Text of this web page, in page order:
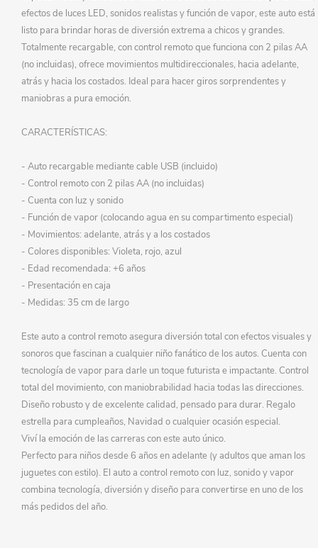
efectos de luces LED, sonidos realistas y función de vapor, este auto está
listo para brindar horas de diversión extrema a chicos y grandes.
Totalmente recargable, con control remoto que funciona con 2 pilas AA
(no incluidas), ofrece movimientos multidireccionales, hacia adelante,
atrás y hacia los costados. Ideal para hacer giros sorprendentes y
maniobras a pura emoción.
CARACTERÍSTICAS:
- Auto recargable mediante cable USB (incluido)
- Control remoto con 2 pilas AA (no incluidas)
- Cuenta con luz y sonido
- Función de vapor (colocando agua en su compartimento especial)
- Movimientos: adelante, atrás y a los costados
- Colores disponibles: Violeta, rojo, azul
- Edad recomendada: +6 años
- Presentación en caja
- Medidas: 35 cm de largo
Este auto a control remoto asegura diversión total con efectos visuales y
sonoros que fascinan a cualquier niño fanático de los autos. Cuenta con
tecnología de vapor para darle un toque futurista e impactante. Control
total del movimiento, con maniobrabilidad hacia todas las direcciones.
Diseño robusto y de excelente calidad, pensado para durar. Regalo
estrella para cumpleaños, Navidad o cualquier ocasión especial.
Viví la emoción de las carreras con este auto único.
Perfecto para niños desde 6 años en adelante (y adultos que aman los
juguetes con estilo). El auto a control remoto con luz, sonido y vapor
combina tecnología, diversión y diseño para convertirse en uno de los
más pedidos del año.